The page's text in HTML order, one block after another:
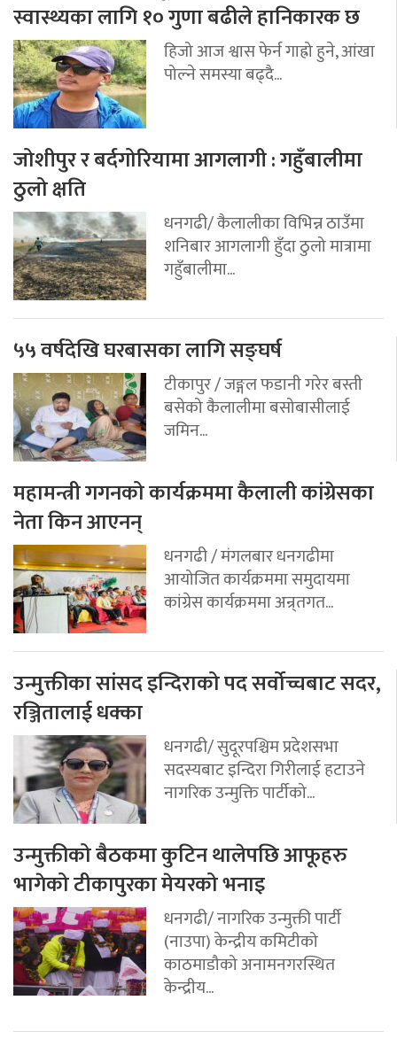
स्वास्थ्यका लागि १० गुणा बढीले हानिकारक छ
हिजो आज श्वास फेर्न गाह्रो हुने, आंखा
पोल्ने समस्या बढ्दै...
जोशीपुर र बर्दगोरियामा आगलागी : गहुँबालीमा
ठुलो क्षति
धनगढी/ कैलालीका विभिन्न ठाउँमा
शनिबार आगलागी हुँदा ठुलो मात्रामा
गहुँबालीमा...
५५ वर्षदेखि घरबासका लागि सङ्घर्ष
टीकापुर / जङ्गल फडानी गरेर बस्ती
बसेको कैलालीमा बसोबासीलाई
जमिन...
महामन्त्री गगनको कार्यक्रममा कैलाली कांग्रेसका
नेता किन आएनन्
धनगढी / मंगलबार धनगढीमा
आयोजित कार्यक्रममा समुदायमा
कांग्रेस कार्यक्रममा अन्र्तगत...
उन्मुक्तीका सांसद इन्दिराको पद सर्वोच्चबाट सदर,
रञ्जितालाई धक्का
धनगढी/ सुदूरपश्चिम प्रदेशसभा
सदस्यबाट इन्दिरा गिरीलाई हटाउने
नागरिक उन्मुक्ति पार्टीको...
उन्मुक्तीको बैठकमा कुटिन थालेपछि आफूहरु
भागेको टीकापुरका मेयरको भनाइ
धनगढी/ नागरिक उन्मुक्ती पार्टी
(नाउपा) केन्द्रीय कमिटीको
काठमाडौको अनामनगरस्थित
केन्द्रीय...